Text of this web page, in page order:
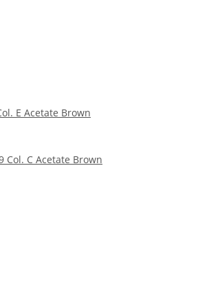
E Acetate Brown